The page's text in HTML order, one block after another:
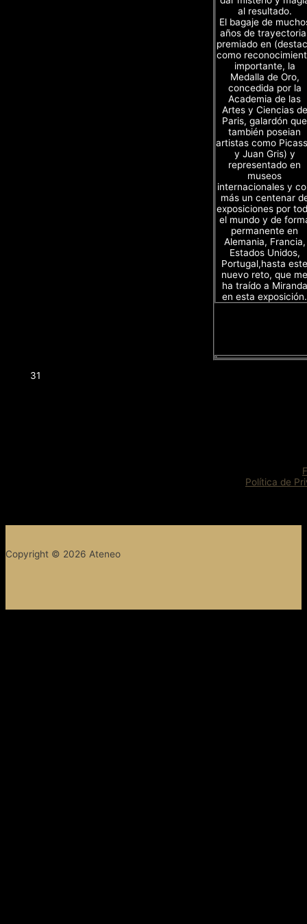
al resultado.
El bagaje de
años de
premiado en
como
importante, la
Medalla de Oro,
concedida por la
Academia de las
Artes y Ciencias de
Paris, galardón que
también poseian
artistas como
y Juan Gris) y
representado en
museos
internacionales y
más un centenar
exposiciones por
el mundo y de
permanente en
Alemania, Francia,
Estados Unidos,
Portugal,hasta este
nuevo reto, que me
ha traído a Miranda
en esta exposición.
31
Política de
Copyright © 2026 Ateneo